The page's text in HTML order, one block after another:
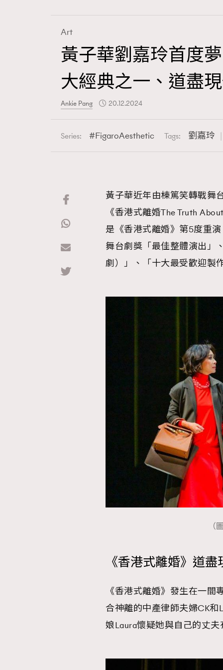
Fashion
Art
Paris
Hommes
Art
黃子華劉嘉玲首度
大經典之一、道盡
Ankie Pang 20.12.2024
Series: FigaroAesthetic Tags: 劉嘉玲
黃子華近年由棟篤笑轉戰舞
《香港式離婚The Truth
是《香港式離婚》第5度重
舞台劇獎「最佳整體演出」
劇）」、「十大最受歡迎製
（
《香港式離婚》道
《香港式離婚》發生在一
合神離的中產律師夫婦CK
娘Laura懷疑她與自己的丈夫